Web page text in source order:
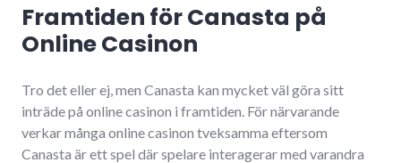
Framtiden för Canasta på
Online Casinon
Tro det eller ej, men Canasta kan mycket väl göra sitt
inträde på online casinon i framtiden. För närvarande
verkar många online casinon tveksamma eftersom
Canasta är ett spel där spelare interagerar med varandra